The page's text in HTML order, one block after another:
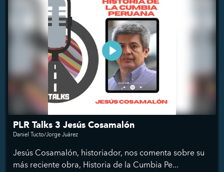
PLR Talks 3 Jesús Cosamalón
Daniel Tucto/Jorge Juárez
Jesús Cosamalón, historiador, nos comenta sobre su
más reciente obra, Historia de la Cumbia Pe...